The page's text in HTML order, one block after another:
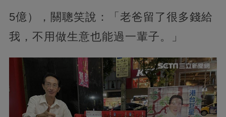
5億），關聰笑說：「老爸留了很多錢給
我，不用做生意也能過一輩子。」